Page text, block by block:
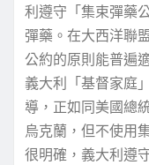
利遵守「集束彈藥
彈藥。在大西洋聯
公約的原則能普遍
義大利「基督家庭
導，正如同美國總
烏克蘭，但不使用
很明確，義大利遵